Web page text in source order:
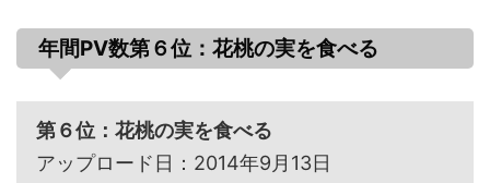
焼き器でシンプルに醤油焼きおにぎり１０．１１．たこ焼き...
年間PV数第６位：花桃の実を食べる
第６位：花桃の実を食べる
アップロード日：2014年9月13日